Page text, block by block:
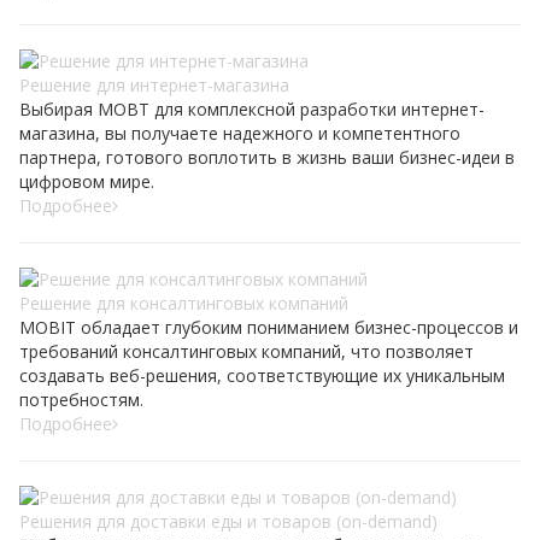
Решение для интернет-магазина
Выбирая MOBT для комплексной разработки интернет-
магазина, вы получаете надежного и компетентного
партнера, готового воплотить в жизнь ваши бизнес-идеи в
цифровом мире.
Подробнее
Решение для консалтинговых компаний
MOBIT обладает глубоким пониманием бизнес-процессов и
требований консалтинговых компаний, что позволяет
создавать веб-решения, соответствующие их уникальным
потребностям.
Подробнее
Решения для доставки еды и товаров (on-demand)